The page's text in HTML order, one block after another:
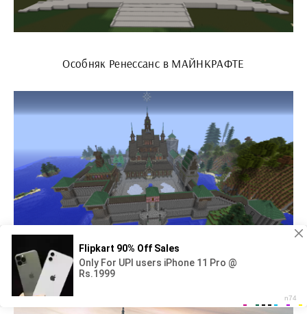
Особняк Ренессанс в МАЙНКРАФТЕ
Королевство Эренделл в МАЙНКРАФТЕ